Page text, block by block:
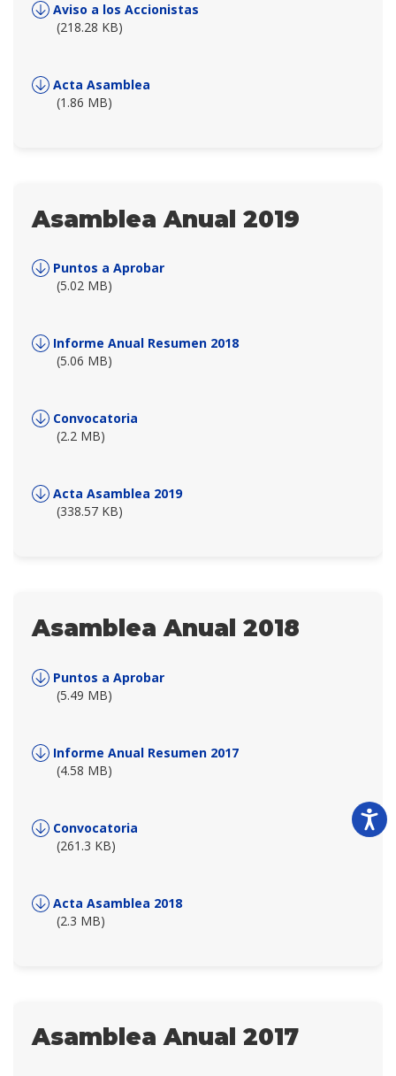
Aviso a los Accionistas
(218.28 KB)
Acta Asamblea
(1.86 MB)
Asamblea Anual 2019
Puntos a Aprobar
(5.02 MB)
Informe Anual Resumen 2018
(5.06 MB)
Convocatoria
(2.2 MB)
Acta Asamblea 2019
(338.57 KB)
Asamblea Anual 2018
Puntos a Aprobar
(5.49 MB)
Informe Anual Resumen 2017
(4.58 MB)
Convocatoria
(261.3 KB)
Acta Asamblea 2018
(2.3 MB)
Asamblea Anual 2017